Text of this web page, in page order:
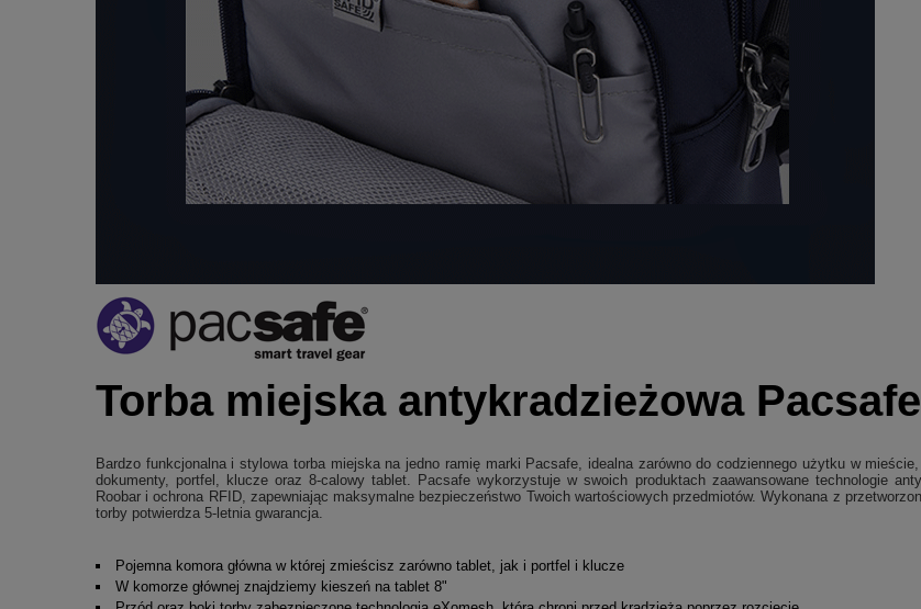
Torba miejska antykradzieżowa
Bardzo funkcjonalna i stylowa torba miejska na jedno ramię marki Pacsafe, idealna zarówno do codziennego użytku w
dokumenty, portfel, klucze oraz 8-calowy tablet. Pacsafe wykorzystuje w swoich produktach zaawansowane technologie
Roobar i ochrona RFID, zapewniając maksymalne bezpieczeństwo Twoich wartościowych przedmiotów. Wykonana z
torby potwierdza 5-letnia gwarancja.
Pojemna komora główna w której zmieścisz zarówno tablet, jak i portfel i klucze
W komorze głównej znajdziemy kieszeń na tablet 8"